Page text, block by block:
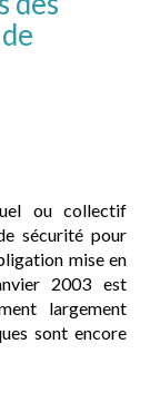
ou collectif
sécurité pour
mise en
2003 est
largement
sont encore